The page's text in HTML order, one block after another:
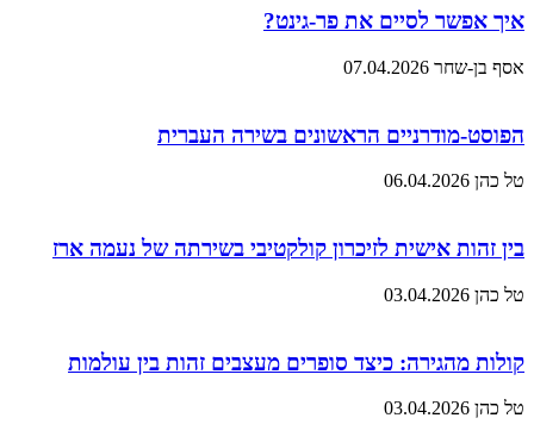
איך אפשר לסיים את פר-גינט?
אסף בן-שחר 07.04.2026
הפוסט-מודרניים הראשונים בשירה העברית
טל כהן 06.04.2026
בין זהות אישית לזיכרון קולקטיבי בשירתה של נעמה ארז
טל כהן 03.04.2026
קולות מהגירה: כיצד סופרים מעצבים זהות בין עולמות
טל כהן 03.04.2026